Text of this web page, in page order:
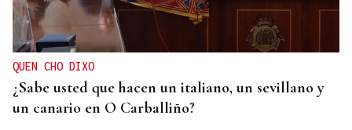
Uno de los pueblos más bonitos de España está en
Ourense y tiene 200 habitantes: qué hacer y cómo
llegar
QUEN CHO DIXO
¿Sabe usted que hacen un italiano, un sevillano y
un canario en O Carballiño?